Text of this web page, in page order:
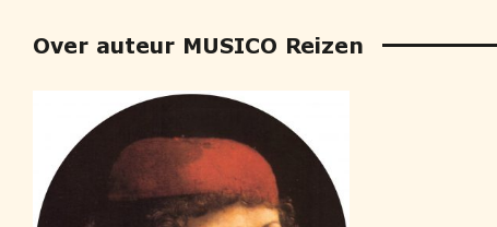
Over auteur MUSICO Reizen